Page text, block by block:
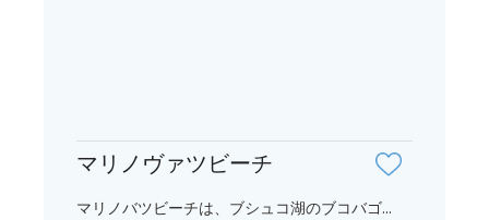
マリノヴァツビーチ
マリノバツビーチは、ブシュコ湖のブコバゴ...